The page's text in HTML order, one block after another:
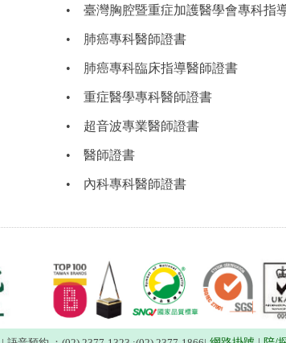
• 臺灣胸腔暨重症加護醫學會專科指
• 肺癌專科醫師證書
• 肺癌專科臨床指導醫師證書
• 重症醫學專科醫師證書
• 超音波專業醫師證書
• 醫師證書
• 內科專科醫師證書